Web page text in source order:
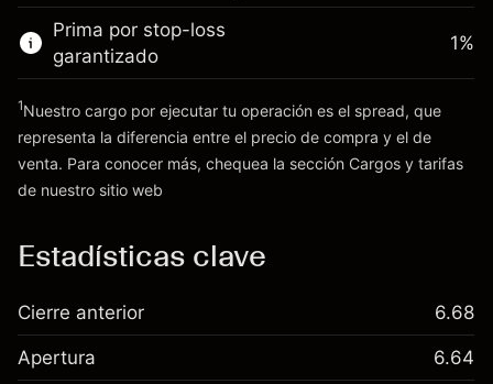
Dinero del apalancamiento ~
$HK$19,000.00
Ir a la plataforma
la posición
Tamaño de la operación con apalancamiento
~HK$20,000.00
$ HK$19,000.00
Ir a la plataforma
Prima por stop-loss
garantizado
Cargos
1%
1Nuestro cargo por ejecutar tu operación es el spread, que
representa la diferencia entre el precio de compra y el de
venta. Para conocer más, chequea la sección Cargos y tarifas
de nuestro sitio web
Estadísticas clave
Cierre anterior 6.68
Apertura 6.64